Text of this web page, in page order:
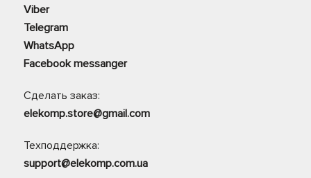
Viber
Telegram
WhatsApp
Facebook messanger
Сделать заказ:
elekomp.store@gmail.com
Техподдержка:
support@elekomp.com.ua